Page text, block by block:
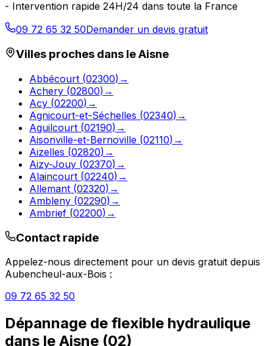
- Intervention rapide 24H/24 dans toute la France
09 72 65 32 50Demander un devis gratuit
Villes proches dans leAisne
Abbécourt (02300) →
Achery (02800) →
Acy (02200) →
Agnicourt-et-Séchelles (02340) →
Aguilcourt (02190) →
Aisonville-et-Bernoville (02110) →
Aizelles (02820) →
Aizy-Jouy (02370) →
Alaincourt (02240) →
Allemant (02320) →
Ambleny (02290) →
Ambrief (02200) →
Contact rapide
Appelez-nous directement pour un devis gratuit depuis
Aubencheul-aux-Bois :
09 72 65 32 50
Dépannage de flexible hydraulique
dans le Aisne (02)